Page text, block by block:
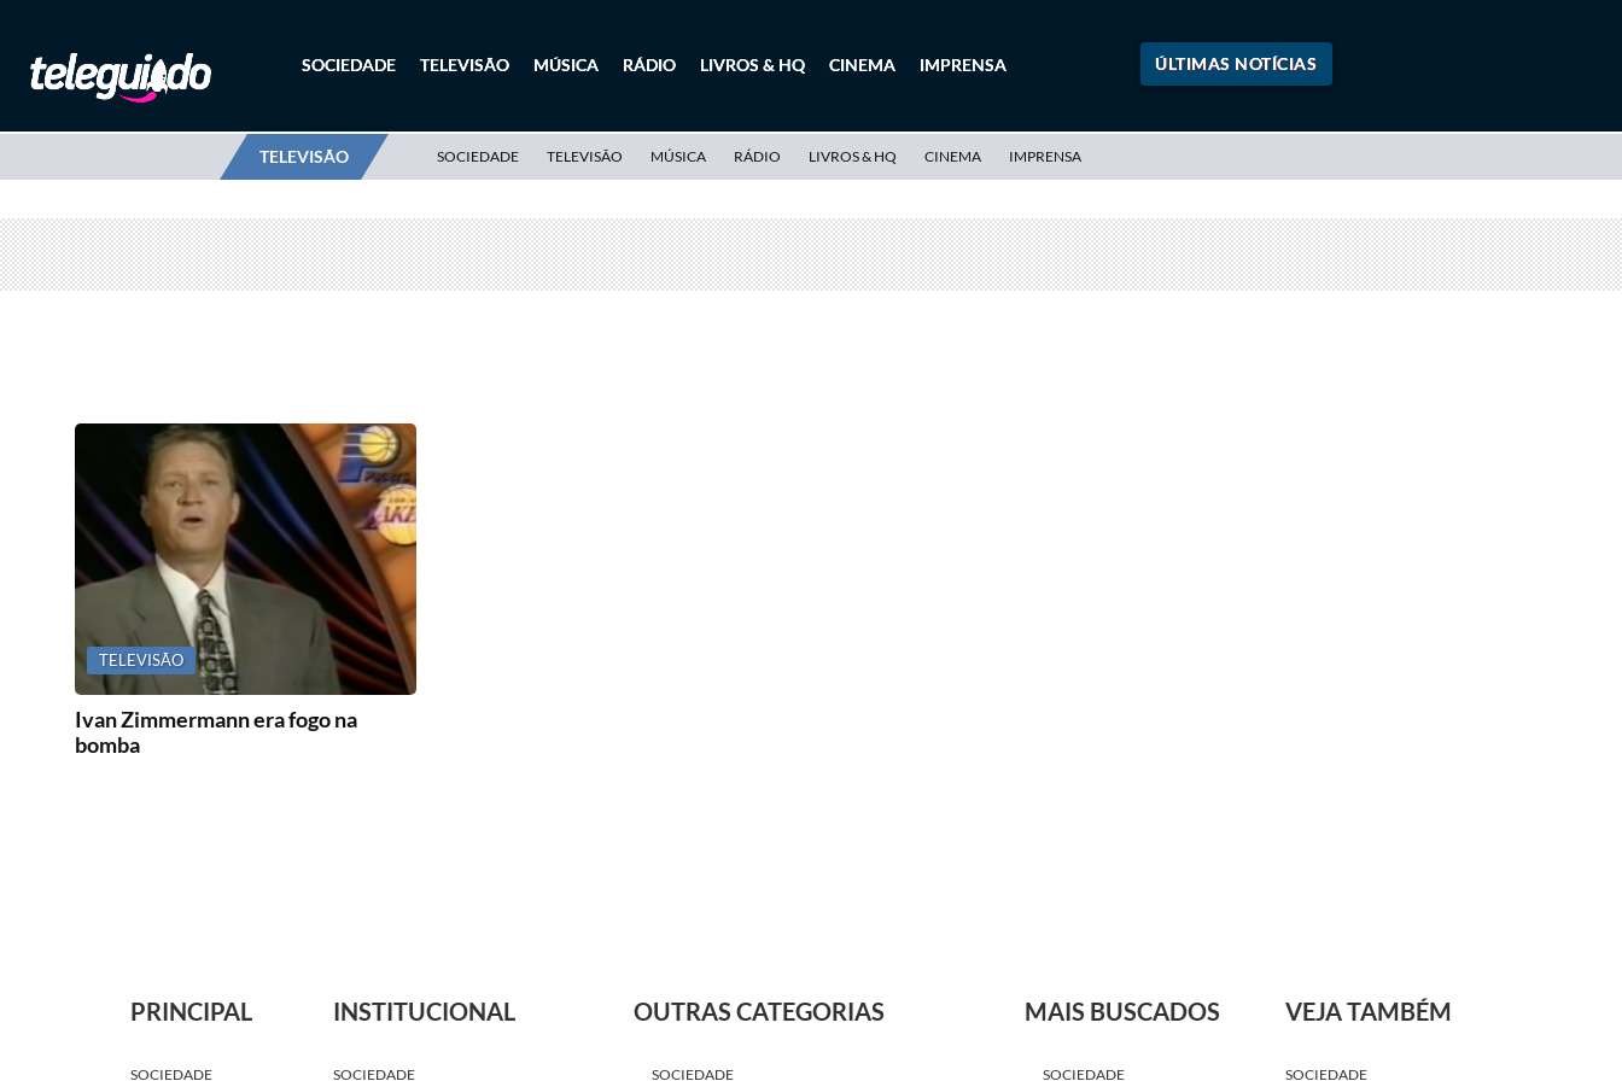
ÚLTIMAS NOTÍCIAS
SOCIEDADE TELEVISÃO MÚSICA RÁDIO LIVROS & HQ CINEMA IMPRENSA
TELEVISÃO SOCIEDADE TELEVISÃO MÚSICA RÁDIO LIVROS & HQ CINEMA IMPRENSA
TELEVISÃO
Ivan Zimmermann era fogo na
bomba
PRINCIPAL
SOCIEDADE
INSTITUCIONAL
SOCIEDADE
OUTRAS CATEGORIAS
SOCIEDADE
MAIS BUSCADOS
SOCIEDADE
VEJA TAMBÉM
SOCIEDADE